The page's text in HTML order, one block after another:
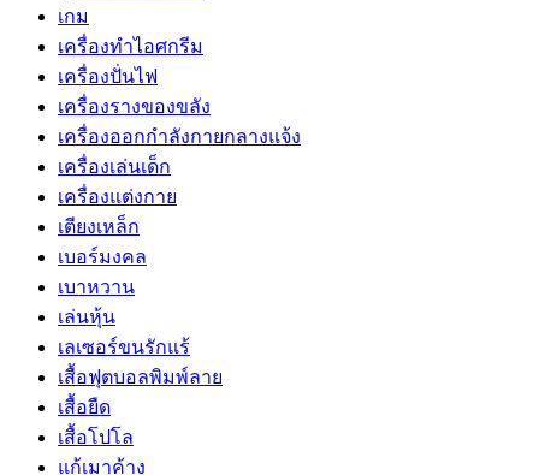
เกม
เครื่องทำไอศกรีม
เครื่องปั่นไฟ
เครื่องรางของขลัง
เครื่องออกกำลังกายกลางแจ้ง
เครื่องเล่นเด็ก
เครื่องแต่งกาย
เตียงเหล็ก
เบอร์มงคล
เบาหวาน
เล่นหุ้น
เลเซอร์ขนรักแร้
เสื้อฟุตบอลพิมพ์ลาย
เสื้อยืด
เสื้อโปโล
แก้เมาค้าง